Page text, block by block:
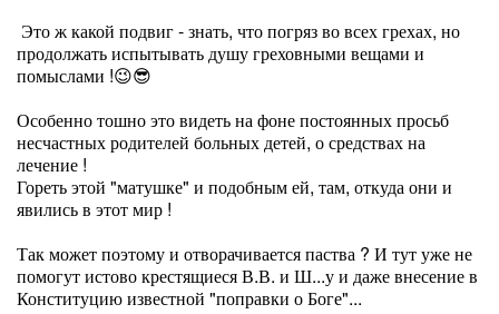
Это ж какой подвиг - знать, что погряз во всех грехах, но
продолжать испытывать душу греховными вещами и
помыслами !😉😎
Особенно тошно это видеть на фоне постоянных просьб
несчастных родителей больных детей, о средствах на
лечение !
Гореть этой "матушке" и подобным ей, там, откуда они и
явились в этот мир !
Так может поэтому и отворачивается паства ? И тут уже не
помогут истово крестящиеся В.В. и Ш...у и даже внесение в
Конституцию известной "поправки о Боге"...